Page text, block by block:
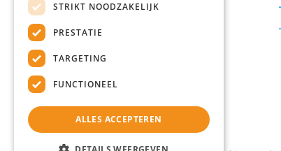
info@walton.nl
KvK: 30250306
STRIKT NOODZAKELIJK
PRESTATIE
TARGETING
FUNCTIONEEL
ALLES ACCEPTEREN